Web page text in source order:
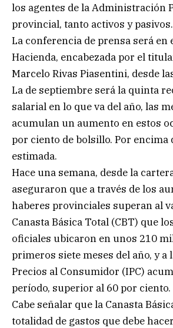
los agentes de la Administración
provincial, tanto activos y pasivos.
La conferencia de prensa será en
Hacienda, encabezada por el
Marcelo Rivas Piasentini, desde
La de septiembre será la quinta
salarial en lo que va del año, las
acumulan un aumento en estos
por ciento de bolsillo. Por encima
estimada.
Hace una semana, desde la
aseguraron que a través de los
haberes provinciales superan al
Canasta Básica Total (CBT) que
oficiales ubicaron en unos 210
primeros siete meses del año, y a
Precios al Consumidor (IPC)
período, superior al 60 por ciento.
Cabe señalar que la Canasta
totalidad de gastos que debe